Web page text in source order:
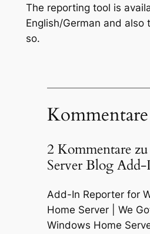
The reporting tool is
English/German and
so.
Kommentare
2 Kommentare
Server Blog Add-
Add-In Reporter for
Home Server | We
Windows Home